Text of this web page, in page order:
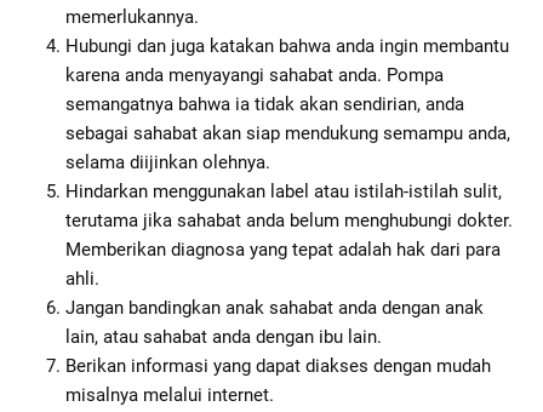
memerlukannya.
Hubungi dan juga katakan bahwa anda ingin membantu
karena anda menyayangi sahabat anda. Pompa
semangatnya bahwa ia tidak akan sendirian, anda
sebagai sahabat akan siap mendukung semampu anda,
selama diijinkan olehnya.
Hindarkan menggunakan label atau istilah-istilah sulit,
terutama jika sahabat anda belum menghubungi dokter.
Memberikan diagnosa yang tepat adalah hak dari para
ahli.
Jangan bandingkan anak sahabat anda dengan anak
lain, atau sahabat anda dengan ibu lain.
Berikan informasi yang dapat diakses dengan mudah
misalnya melalui internet.